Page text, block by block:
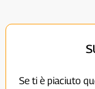
Se ti è piaciuto